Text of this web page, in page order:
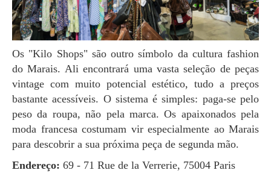
Os "Kilo Shops" são outro símbolo da cultura fashion
do Marais. Ali encontrará uma vasta seleção de peças
vintage com muito potencial estético, tudo a preços
bastante acessíveis. O sistema é simples: paga-se pelo
peso da roupa, não pela marca. Os apaixonados pela
moda francesa costumam vir especialmente ao Marais
para descobrir a sua próxima peça de segunda mão.
Endereço: 69 - 71 Rue de la Verrerie, 75004 Paris